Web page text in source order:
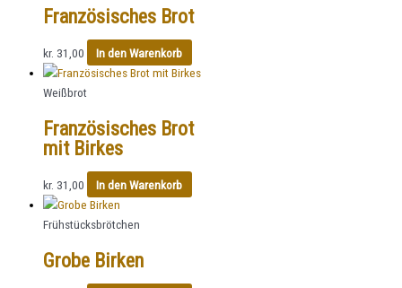
Französisches Brot
kr. 31,00 In den Warenkorb
Weißbrot
Französisches Brot
mit Birkes
kr. 31,00 In den Warenkorb
Frühstücksbrötchen
Grobe Birken